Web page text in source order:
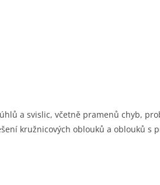
a svislic, včetně pramenů chyb,
kružnicových oblouků a oblouků s